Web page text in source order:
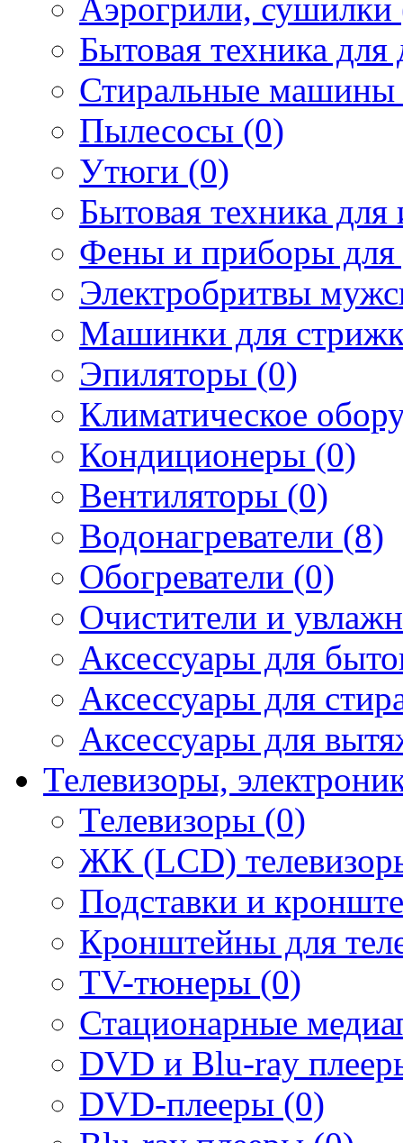
Аэрогрили, сушилки
Бытовая техника
Стиральные машины
Пылесосы (0)
Утюги (0)
Бытовая техника
Фены и приборы для
Электробритвы
Машинки для
Эпиляторы (0)
Климатическое
Кондиционеры (0)
Вентиляторы (0)
Водонагреватели (8)
Обогреватели (0)
Очистители и
Аксессуары для
Аксессуары для
Аксессуары для
Телевизоры,
Телевизоры (0)
ЖК (LCD)
Подставки и
Кронштейны для
TV-тюнеры (0)
Стационарные
DVD и Blu-ray
DVD-плееры (0)